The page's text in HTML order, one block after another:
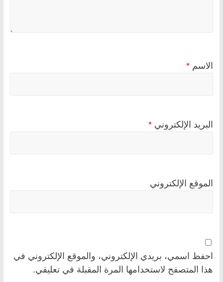
الاسم *
البريد الإلكتروني *
الموقع الإلكتروني
احفظ اسمي، بريدي الإلكتروني، والموقع الإلكتروني في
هذا المتصفح لاستخدامها المرة المقبلة في تعليقي.